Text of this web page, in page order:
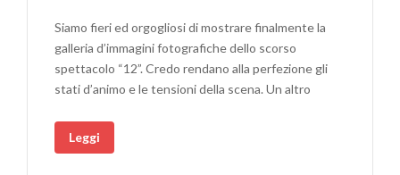
Siamo fieri ed orgogliosi di mostrare finalmente la
galleria d’immagini fotografiche dello scorso
spettacolo “12”. Credo rendano alla perfezione gli
stati d’animo e le tensioni della scena. Un altro
Leggi